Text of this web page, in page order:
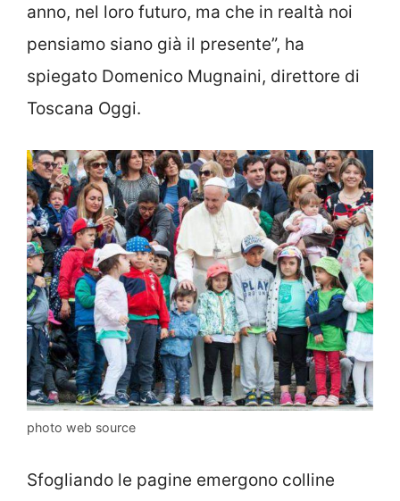
anno, nel loro futuro, ma che in realtà noi
pensiamo siano già il presente”, ha
spiegato Domenico Mugnaini, direttore di
Toscana Oggi.
photo web source
Sfogliando le pagine emergono colline